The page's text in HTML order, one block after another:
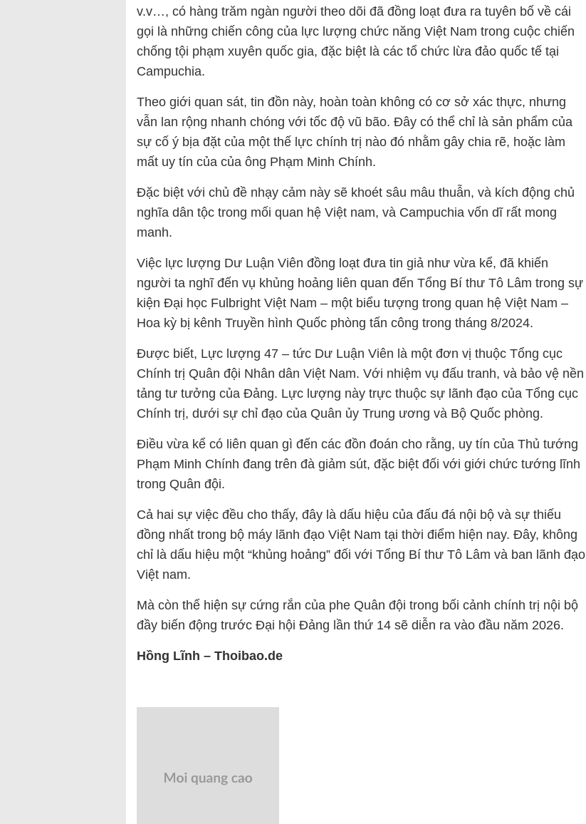
v.v…, có hàng trăm ngàn người theo dõi đã đồng loạt đưa ra tuyên bố về cái
gọi là những chiến công của lực lượng chức năng Việt Nam trong cuộc chiến
chống tội phạm xuyên quốc gia, đặc biệt là các tổ chức lừa đảo quốc tế tại
Campuchia.
Theo giới quan sát, tin đồn này, hoàn toàn không có cơ sở xác thực, nhưng
vẫn lan rộng nhanh chóng với tốc độ vũ bão. Đây có thể chỉ là sản phẩm của
sự cố ý bịa đặt của một thế lực chính trị nào đó nhằm gây chia rẽ, hoặc làm
mất uy tín của của ông Phạm Minh Chính.
Đặc biệt với chủ đề nhạy cảm này sẽ khoét sâu mâu thuẫn, và kích động chủ
nghĩa dân tộc trong mối quan hệ Việt nam, và Campuchia vốn dĩ rất mong
manh.
Việc lực lượng Dư Luận Viên đồng loạt đưa tin giả như vừa kể, đã khiến
người ta nghĩ đến vụ khủng hoảng liên quan đến Tổng Bí thư Tô Lâm trong sự
kiện Đại học Fulbright Việt Nam – một biểu tượng trong quan hệ Việt Nam –
Hoa kỳ bị kênh Truyền hình Quốc phòng tấn công trong tháng 8/2024.
Được biết, Lực lượng 47 – tức Dư Luận Viên là một đơn vị thuộc Tổng cục
Chính trị Quân đội Nhân dân Việt Nam. Với nhiệm vụ đấu tranh, và bảo vệ nền
tảng tư tưởng của Đảng. Lực lượng này trực thuộc sự lãnh đạo của Tổng cục
Chính trị, dưới sự chỉ đạo của Quân ủy Trung ương và Bộ Quốc phòng.
Điều vừa kể có liên quan gì đến các đồn đoán cho rằng, uy tín của Thủ tướng
Phạm Minh Chính đang trên đà giảm sút, đặc biệt đối với giới chức tướng lĩnh
trong Quân đội.
Cả hai sự việc đều cho thấy, đây là dấu hiệu của đấu đá nội bộ và sự thiếu
đồng nhất trong bộ máy lãnh đạo Việt Nam tại thời điểm hiện nay. Đây, không
chỉ là dấu hiệu một “khủng hoảng” đối với Tổng Bí thư Tô Lâm và ban lãnh đạo
Việt nam.
Mà còn thể hiện sự cứng rắn của phe Quân đội trong bối cảnh chính trị nội bộ
đầy biến động trước Đại hội Đảng lần thứ 14 sẽ diễn ra vào đầu năm 2026.
Hồng Lĩnh – Thoibao.de